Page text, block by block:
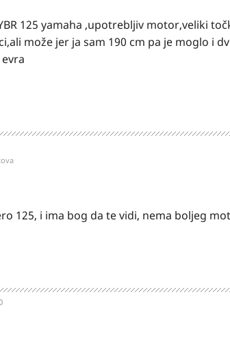
125 yamaha ,upotrebljiv motor,veliki
može jer ja sam 190 cm pa je moglo i
125, i ima bog da te vidi, nema boljeg